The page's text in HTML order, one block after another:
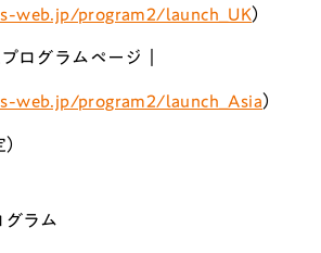
web.jp/program2/launch_UK）
ログラムページ｜
web.jp/program2/launch_Asia）
グラム